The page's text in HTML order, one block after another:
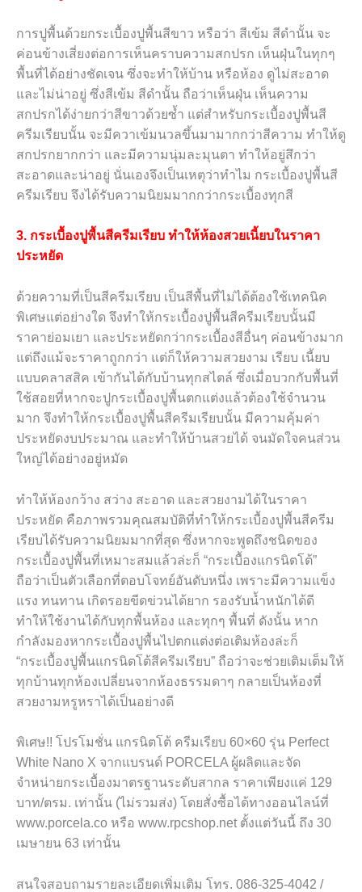
การปูพื้นด้วยกระเบื้องปูพื้นสีขาว หรือว่า สีเข้ม สีดำนั้น จะ
ค่อนข้างเสี่ยงต่อการเห็นคราบความสกปรก เห็นฝุ่นในทุกๆ
พื้นที่ได้อย่างชัดเจน ซึ่งจะทำให้บ้าน หรือห้อง ดูไม่สะอาด
และไม่น่าอยู่ ซึ่งสีเข้ม สีดำนั้น ถือว่าเห็นฝุ่น เห็นความ
สกปรกได้ง่ายกว่าสีขาวด้วยซ้ำ แต่สำหรับกระเบื้องปูพื้นสี
ครีมเรียบนั้น จะมีควาเข้มนวลขึ้นมามากกว่าสีความ ทำให้ดู
สกปรกยากกว่า และมีความนุ่มละมุนตา ทำให้อยู่สึกว่า
สะอาดและน่าอยู่ นั่นเองจึงเป็นเหตุว่าทำไม กระเบื้องปูพื้นสี
ครีมเรียบ จึงได้รับความนิยมมากกว่ากระเบื้องทุกสี
3. กระเบื้องปูพื้นสีครีมเรียบ ทำให้ห้องสวยเนี้ยบในราคา
ประหยัด
ด้วยความที่เป็นสีครีมเรียบ เป็นสีพื้นที่ไม่ได้ต้องใช้เทคนิค
พิเศษแต่อย่างใด จึงทำให้กระเบื้องปูพื้นสีครีมเรียบนั้นมี
ราคาย่อมเยา และประหยัดกว่ากระเบื้องสีอื่นๆ ค่อนข้างมาก
แต่ถึงแม้จะราคาถูกกว่า แต่ก็ให้ความสวยงาม เรียบ เนี้ยบ
แบบคลาสสิค เข้ากันได้กับบ้านทุกสไตล์ ซึ่งเมื่อบวกกับพื้นที่
ใช้สอยที่หากจะปูกระเบื้องปูพื้นตกแต่งแล้วต้องใช้จำนวน
มาก จึงทำให้กระเบื้องปูพื้นสีครีมเรียบนั้น มีความคุ้มค่า
ประหยัดงบประมาณ และทำให้บ้านสวยได้ จนมัดใจคนส่วน
ใหญ่ได้อย่างอยู่หมัด
ทำให้ห้องกว้าง สว่าง สะอาด และสวยงามได้ในราคา
ประหยัด คือภาพรวมคุณสมบัติที่ทำให้กระเบื้องปูพื้นสีครีม
เรียบได้รับความนิยมมากที่สุด ซึ่งหากจะพูดถึงชนิดของ
กระเบื้องปูพื้นที่เหมาะสมแล้วล่ะก็ “กระเบื้องแกรนิตโต้”
ถือว่าเป็นตัวเลือกที่ตอบโจทย์อันดับหนึ่ง เพราะมีความแข็ง
แรง ทนทาน เกิดรอยขีดข่วนได้ยาก รองรับน้ำหนักได้ดี
ทำให้ใช้งานได้กับทุกพื้นห้อง และทุกๆ พื้นที่ ดังนั้น หาก
กำลังมองหากระเบื้องปูพื้นไปตกแต่งต่อเติมห้องล่ะก็
“กระเบื้องปูพื้นแกรนิตโต้สีครีมเรียบ” ถือว่าจะช่วยเติมเต็มให้
ทุกบ้านทุกห้องเปลี่ยนจากห้องธรรมดาๆ กลายเป็นห้องที่
สวยงามหรูหราได้เป็นอย่างดี
พิเศษ!! โปรโมชั่น แกรนิตโต้ ครีมเรียบ 60×60 รุ่น Perfect
White Nano X จากแบรนด์ PORCELA ผู้ผลิตและจัด
จำหน่ายกระเบื้องมาตรฐานระดับสากล ราคาเพียงแค่ 129
บาท/ตรม. เท่านั้น (ไม่รวมส่ง) โดยสั่งซื้อได้ทางออนไลน์ที่
www.porcela.co หรือ www.rpcshop.net ตั้งแต่วันนี้ ถึง 30
เมษายน 63 เท่านั้น
สนใจสอบถามรายละเอียดเพิ่มเติม โทร. 086-325-4042 /